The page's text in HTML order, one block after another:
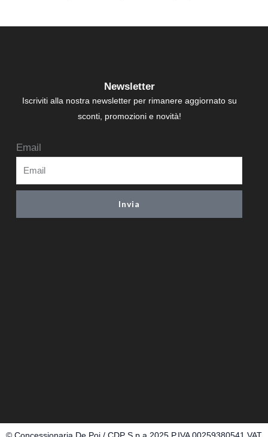
Newsletter
Iscriviti alla nostra newsletter per rimanere aggiornato su
sconti, promozioni e novità!
Email
Invia
© Concessionaria De Poi / CDP S.p.a 2025 P.IVA 00259380541 VAT